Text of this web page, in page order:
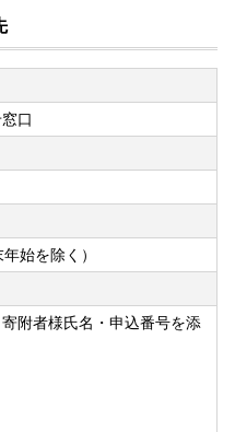
、送付いたしません。
ムページよりダウンロード
下さい。
も大木町ホームページでご
みのキャンセル、返礼品の
。
ができなかった際の再配送
ください。
口
始を除く）
附者様氏名・申込番号を添